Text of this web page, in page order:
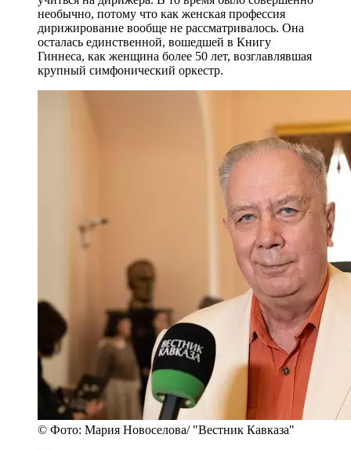
необычно, потому что как женская профессия
дирижирование вообще не рассматривалось. Она
осталась единственной, вошедшей в Книгу
Гиннеса, как женщина более 50 лет, возглавлявшая
крупный симфонический оркестр.
© Фото: Мария Новоселова/ "Вестник Кавказа"